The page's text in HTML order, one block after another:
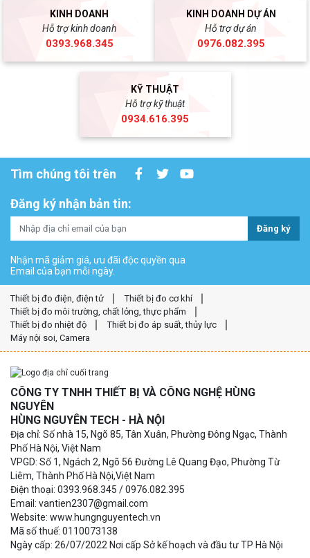
KINH DOANH
Hỗ trợ kinh doanh
0393.968.345
KINH DOANH DỰ ÁN
Hỗ trợ dự án
0976.082.395
KỸ THUẬT
Hỗ trợ kỹ thuật
0934.616.395
Tìm chúng tôi trên
Đăng ký nhận bản tin:
Đăng ký
Nhận mã giảm giá, ưu đãi độc quyền qua
Email của bạn mỗi ngày.
Thiết bị đo điện, điện tử
Thiết bị đo cơ khí
Thiết bị đo môi trường, chất lỏng, thực phẩm
Thiết bị đo nhiệt độ
Thiết bị đo áp suất, thủy lực
Máy nội soi, Camera
CÔNG TY TNHH THIẾT BỊ VÀ CÔNG NGHỆ HÙNG
NGUYÊN
HÙNG NGUYÊN TECH - HÀ NỘI
Địa chỉ: Số nhà 15, Ngõ 85, Tân Xuân, Phường Đông Ngạc, Thành
Phố Hà Nội, Việt Nam
VPGD: Số 1, Ngách 2, Ngõ 56 Đường Lê Quang Đạo, Phường Từ
Liêm, Thành Phố Hà Nội,Việt Nam
Điện thoại: 0393.968.345 / 0976.082.395
Email: vantien2307@gmail.com
Website: www.hungnguyentech.vn
Mã số thuế: 0110073138
Ngày cấp: 26/07/2022 Nơi cấp Sở kế hoạch và đầu tư TP Hà Nội